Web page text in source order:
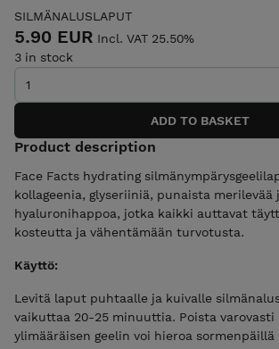
SILMÄNALUSLAPUT
5.90 EUR Incl. VAT 25.50%
3 in stock
Product description
Face Facts hydrating
kollageenia, glyseriiniä, punaista merilevää
hyaluronihappoa, jotka kaikki auttavat
kosteutta ja vähentämään turvotusta.
Käyttö:
Levitä laput puhtaalle ja kuivalle
vaikuttaa 20-25 minuuttia. Poista varovasti
ylimääräisen geelin voi hieroa sormenpäillä